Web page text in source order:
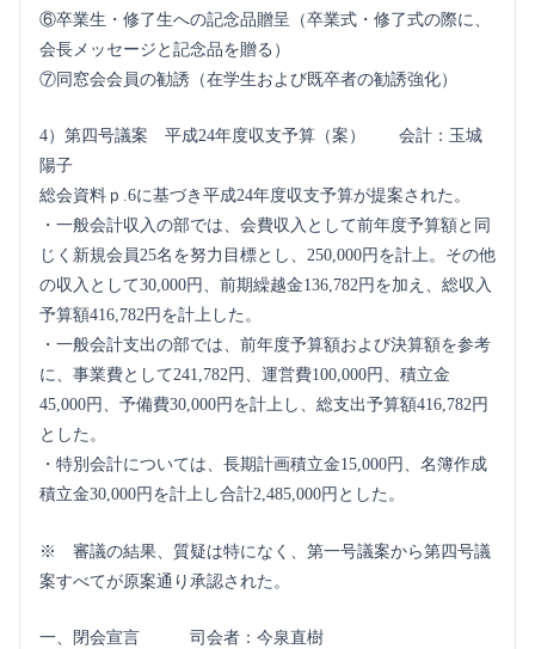
⑥卒業生・修了生への記念品贈呈（卒業式・修了式の際に、
会長メッセージと記念品を贈る）
⑦同窓会会員の勧誘（在学生および既卒者の勧誘強化）
4）第四号議案 平成24年度収支予算（案） 会計：玉城
陽子
総会資料ｐ.6に基づき平成24年度収支予算が提案された。
・一般会計収入の部では、会費収入として前年度予算額と同
じく新規会員25名を努力目標とし、250,000円を計上。その他
の収入として30,000円、前期繰越金136,782円を加え、総収入
予算額416,782円を計上した。
・一般会計支出の部では、前年度予算額および決算額を参考
に、事業費として241,782円、運営費100,000円、積立金
45,000円、予備費30,000円を計上し、総支出予算額416,782円
とした。
・特別会計については、長期計画積立金15,000円、名簿作成
積立金30,000円を計上し合計2,485,000円とした。
※ 審議の結果、質疑は特になく、第一号議案から第四号議
案すべてが原案通り承認された。
一、閉会宣言 司会者：今泉直樹